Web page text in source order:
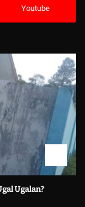
Youtube
Ugalan?